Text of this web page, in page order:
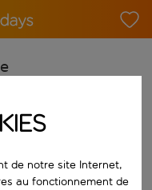
de notre site Internet,
au fonctionnement de